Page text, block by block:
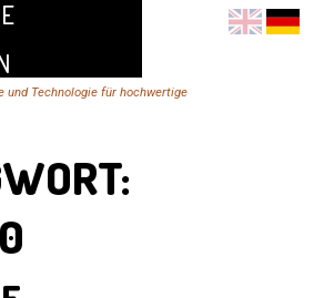
und Technologie für hochwertige